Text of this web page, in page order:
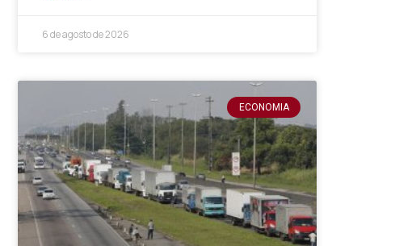
6 de agosto de 2026
ECONOMIA